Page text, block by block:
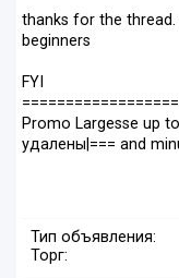
thanks for the
beginners
FYI
Promo Largesse up
удалены|=== and
Тип объявления:
Торг: